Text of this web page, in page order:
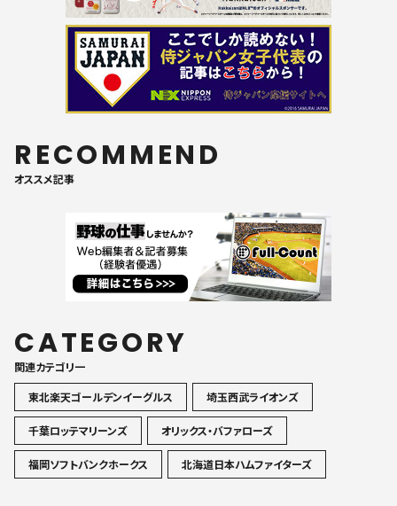
RECOMMEND
オススメ記事
CATEGORY
関連カテゴリ一
東北楽天ゴールデンイーグルス
埼玉西武ライオンズ
千葉ロッテマリーンズ オリックス・バファローズ
福岡ソフトバンクホークス 北海道日本ハムファイターズ